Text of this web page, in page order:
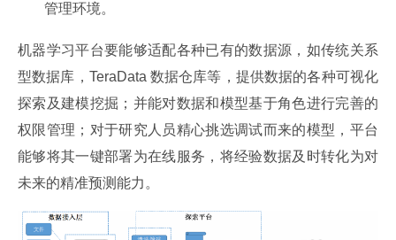
管理环境。
机器学习平台要能够适配各种已有的数据源，如传统关系
型数据库，TeraData 数据仓库等，提供数据的各种可视化
探索及建模挖掘；并能对数据和模型基于角色进行完善的
权限管理；对于研究人员精心挑选调试而来的模型，平台
能够将其一键部署为在线服务，将经验数据及时转化为对
未来的精准预测能力。